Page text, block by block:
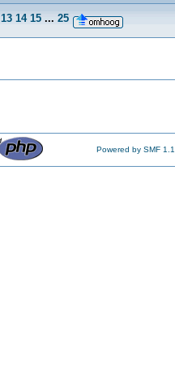
13 14 15 ... 25
Powered by SMF